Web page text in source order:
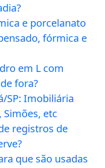
e porcelanato
fórmica e
em L com
fora?
SP: Imobiliária
etc
registros de
que são usadas